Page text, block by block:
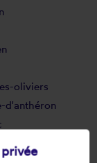
oliviers
d'anthéron
réparade